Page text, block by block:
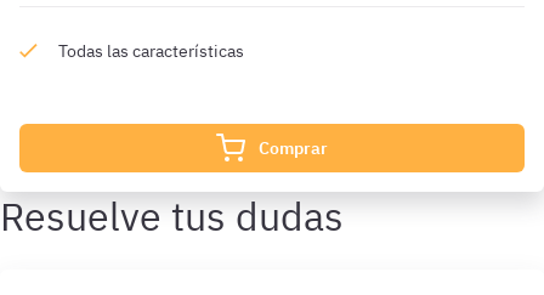
Todas las características
Comprar
Resuelve tus dudas